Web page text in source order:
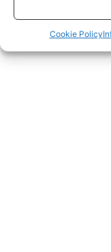
Cookie Policy